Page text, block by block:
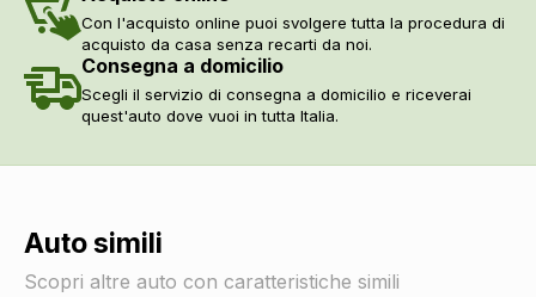
Con l'acquisto online puoi svolgere tutta la procedura di
acquisto da casa senza recarti da noi.
Consegna a domicilio
Scegli il servizio di consegna a domicilio e riceverai
quest'auto dove vuoi in tutta Italia.
Auto simili
Scopri altre auto con caratteristiche simili